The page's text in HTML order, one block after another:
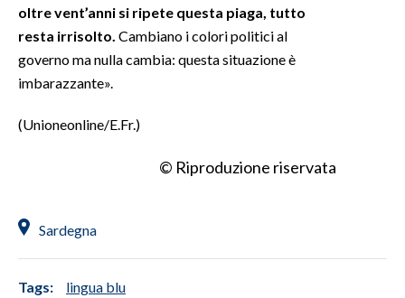
oltre vent’anni si ripete questa piaga, tutto
resta irrisolto. Cambiano i colori politici al
governo ma nulla cambia: questa situazione è
imbarazzante».
(Unioneonline/E.Fr.)
© Riproduzione riservata
Sardegna
Tags: lingua blu